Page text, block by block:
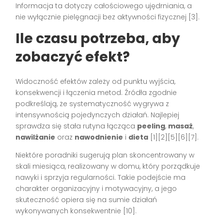
Informacja ta dotyczy całościowego ujędrniania, a
nie wyłącznie pielęgnacji bez aktywności fizycznej [3].
Ile czasu potrzeba, aby
zobaczyć efekt?
Widoczność efektów zależy od punktu wyjścia,
konsekwencji i łączenia metod. Źródła zgodnie
podkreślają, że systematyczność wygrywa z
intensywnością pojedynczych działań. Najlepiej
sprawdza się stała rutyna łącząca peeling, masaż,
nawilżanie oraz nawodnienie i dieta [1][2][5][6][7].
Niektóre poradniki sugerują plan skoncentrowany w
skali miesiąca, realizowany w domu, który porządkuje
nawyki i sprzyja regularności. Takie podejście ma
charakter organizacyjny i motywacyjny, a jego
skuteczność opiera się na sumie działań
wykonywanych konsekwentnie [10].